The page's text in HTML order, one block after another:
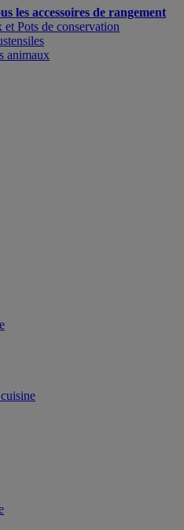
les accessoires de rangement
et Pots de conservation
animaux